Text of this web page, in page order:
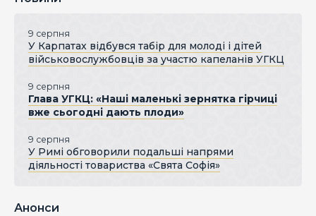
9 серпня
У Карпатах відбувся табір для молоді і дітей
військовослужбовців за участю капеланів УГКЦ
9 серпня
Глава УГКЦ: «Наші маленькі зернятка гірчиці
вже сьогодні дають плоди»
9 серпня
У Римі обговорили подальші напрями
діяльності товариства «Свята Софія»
Анонси